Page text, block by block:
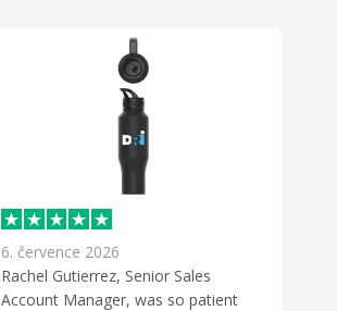
6. července 2026
Rachel Gutierrez, Senior Sales
Account Manager, was so patient